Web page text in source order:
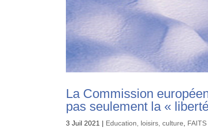
La Commission
pas seulement la «
3 Juil 2021 | Education, loisirs, culture